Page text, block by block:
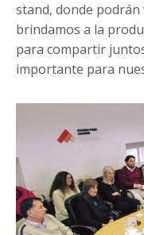
stand, donde
brindamos a la
para compartir
importante para